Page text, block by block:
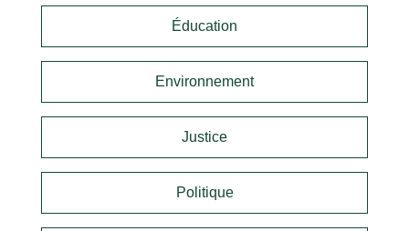
Éducation
Environnement
Justice
Politique